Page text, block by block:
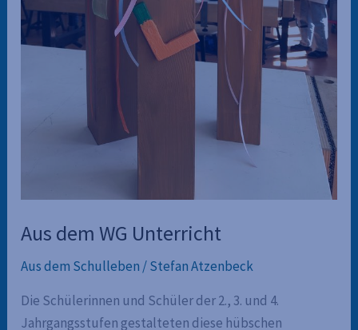
Aus dem WG Unterricht
Aus dem Schulleben /Stefan Atzenbeck
Die Schülerinnen und Schüler der 2., 3. und 4.
Jahrgangsstufen gestalteten diese hübschen